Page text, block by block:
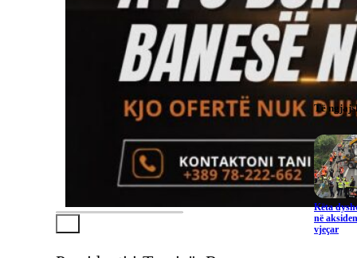
Të
Këta
në
vjeçar